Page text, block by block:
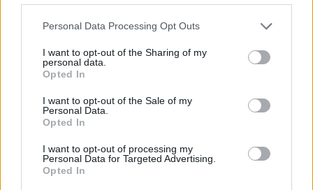
Please note that this website/app uses one or more Google
not limited to your visit or usage behaviour. You may click to
grant or deny consent to Google and its third-party tags to
use your data for below specified purposes in below Google
consent section.
Personal Data Processing Opt Outs
I want to opt-out of the Sharing of my
personal data.
Opted In
I want to opt-out of the Sale of my
Personal Data.
Opted In
I want to opt-out of processing my
Personal Data for Targeted Advertising.
Opted In
Forrás:MTI
Zene Opera